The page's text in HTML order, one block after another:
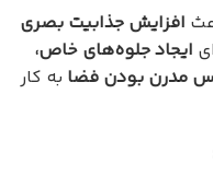
افزایش جذابیت بصری
ایجاد جلوه‌های خاص،
مدرن بودن فضا به کار